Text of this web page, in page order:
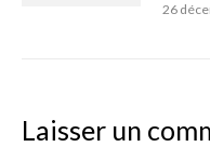
26
Laisser un